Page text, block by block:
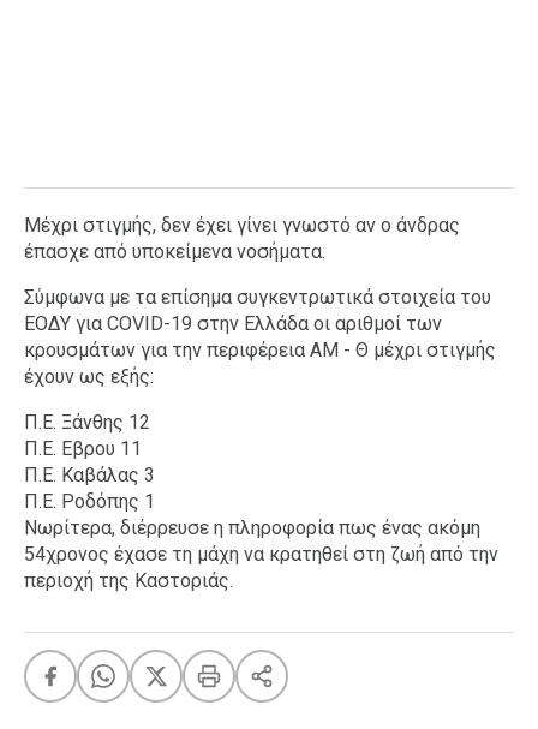
Μέχρι στιγμής, δεν έχει γίνει γνωστό αν ο άνδρας
έπασχε από υποκείμενα νοσήματα.
Σύμφωνα με τα επίσημα συγκεντρωτικά στοιχεία του
ΕΟΔΥ για COVID-19 στην Ελλάδα οι αριθμοί των
κρουσμάτων για την περιφέρεια ΑΜ - Θ μέχρι στιγμής
έχουν ως εξής:
Π.Ε. Ξάνθης 12
Π.Ε. Εβρου 11
Π.Ε. Καβάλας 3
Π.Ε. Ροδόπης 1
Νωρίτερα, διέρρευσε η πληροφορία πως ένας ακόμη
54χρονος έχασε τη μάχη να κρατηθεί στη ζωή από την
περιοχή της Καστοριάς.